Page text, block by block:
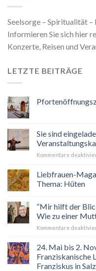
Seelsorge – Spiritualität –
Informieren Sie sich hier
Konzerte, Reisen und
LETZTE BEITRÄGE
Sie sind
Kommentare
Liebfrauen-
Thema: Hüten
“Mir hilft der
Wie zu einer
Kommentare
24. Mai bis 2.
Franziskanische
Franziskus in